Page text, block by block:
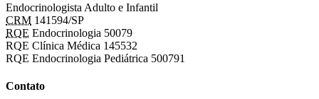
Endocrinologista Adulto e Infantil
CRM 141594/SP
RQE Endocrinologia 50079
RQE Clínica Médica 145532
RQE Endocrinologia Pediátrica 500791
Contato